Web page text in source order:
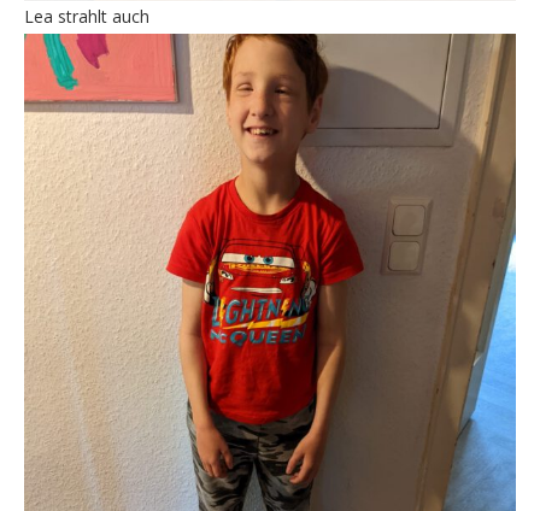
Lea strahlt auch